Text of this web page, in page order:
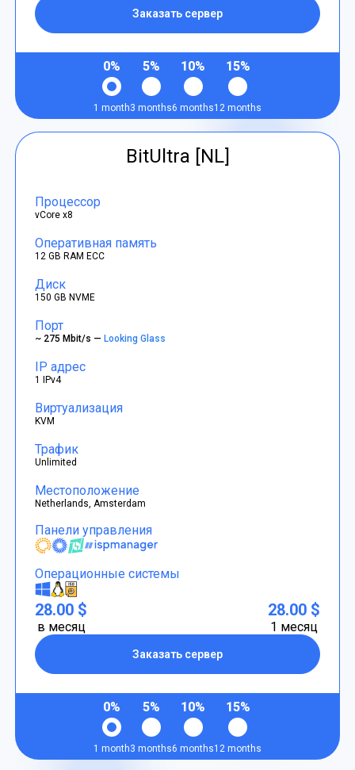
Заказать сервер
0%
1 month
5%
3 months
10%
6 months
15%
12 months
BitUltra [NL]
Процессор
vCore x8
Оперативная память
12 GB RAM ECC
Диск
150 GB NVME
Порт
~ 275 Mbit/s —Looking Glass
IP адрес
1 IPv4
Виртуализация
KVM
Трафик
Unlimited
Местоположение
Netherlands, Amsterdam
Панели управления
Операционные системы
28.00 $
в месяц
Заказать сервер
28.00 $
1 месяц
0%
1 month
5%
3 months
10%
6 months
15%
12 months